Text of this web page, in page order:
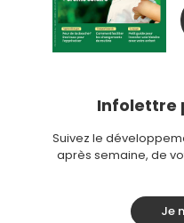
Infolettre
Suivez le
après semaine, de
Je